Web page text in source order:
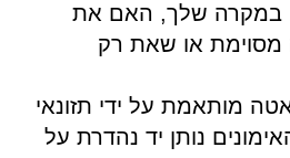
במקרה שלך, האם את
מסוימת או שאת רק
מותאמת על ידי תזונאי
נותן יד נהדרת על